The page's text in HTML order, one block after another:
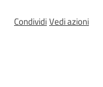
CondividiVedi azioni